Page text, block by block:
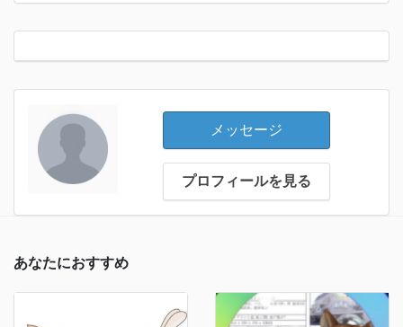
メッセージ
プロフィールを見る
あなたにおすすめ